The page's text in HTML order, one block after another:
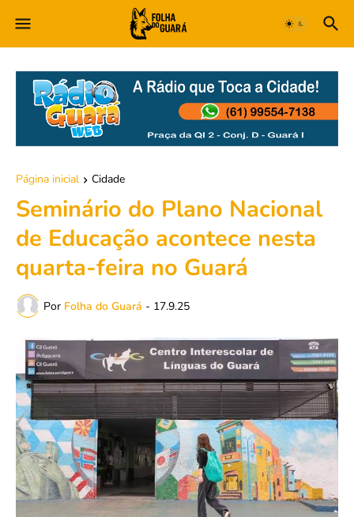
Página inicial Cidade
Seminário do Plano Nacional
de Educação acontece nesta
quarta-feira no Guará
Por Folha do Guará - 17.9.25